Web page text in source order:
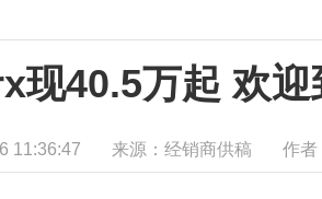
现40.5万起 欢
11:36:47 来源：经销商供稿 作者